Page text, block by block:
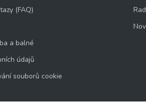
(FAQ)
a balné
údajů
souborů cookie